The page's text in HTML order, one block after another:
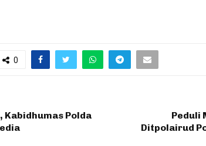
0
Polda
Peduli
Ditpolairud